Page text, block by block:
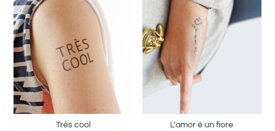
Très cool L’amor è un fiore